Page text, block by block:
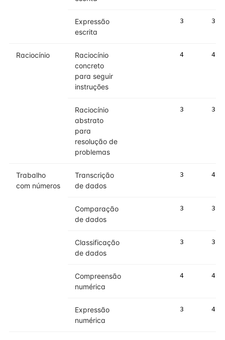
Expressão
escrita
3 3
Raciocínio
Raciocínio
concreto
para seguir
instruções
4 4
Raciocínio
abstrato
para
resolução de
problemas
3 3
Trabalho
com números
Transcrição
de dados
3 4
Comparação
de dados
3 3
Classificação
de dados
3 3
Compreensão
numérica
4 4
Expressão
numérica
3 4